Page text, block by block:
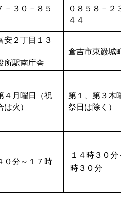
－３０－８５
０８５８－２
４４
安２丁目１３
所駅南庁舎
倉吉市東巌城
４月曜日（祝
は火）
第１、第３木
祭日は除く）
０分～１７時
１４時３０分
時３０分